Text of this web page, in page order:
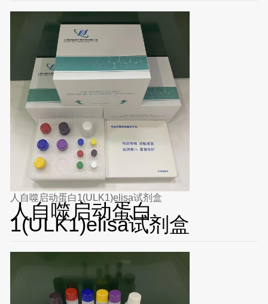
人自噬启动蛋白1(ULK1)elisa试剂盒
人自噬启动蛋白
1(ULK1)elisa试剂盒